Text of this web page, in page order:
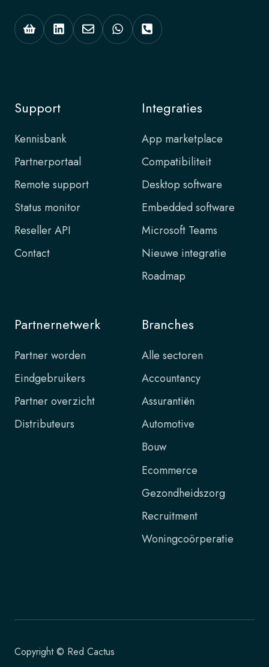
Support
Kennisbank
Partnerportaal
Remote support
Status monitor
Reseller API
Contact
Integraties
App marketplace
Compatibiliteit
Desktop software
Embedded software
Microsoft Teams
Nieuwe integratie
Roadmap
Partnernetwerk
Partner worden
Eindgebruikers
Partner overzicht
Distributeurs
Branches
Alle sectoren
Accountancy
Assurantiën
Automotive
Bouw
Ecommerce
Gezondheidszorg
Recruitment
Woningcoörperatie
Copyright © Red Cactus